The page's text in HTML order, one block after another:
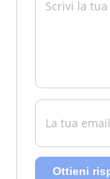
Ottieni